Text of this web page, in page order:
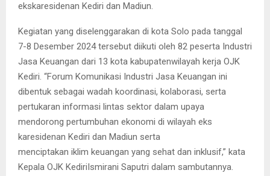
ekskaresidenan Kediri dan Madiun.
Kegiatan yang diselenggarakan di kota Solo pada tanggal
7-8 Desember 2024 tersebut diikuti oleh 82 peserta Industri
Jasa Keuangan dari 13 kota kabupatenwilayah kerja OJK
Kediri. “Forum Komunikasi Industri Jasa Keuangan ini
dibentuk sebagai wadah koordinasi, kolaborasi, serta
pertukaran informasi lintas sektor dalam upaya
mendorong pertumbuhan ekonomi di wilayah eks
karesidenan Kediri dan Madiun serta
menciptakan iklim keuangan yang sehat dan inklusif,” kata
Kepala OJK KediriIsmirani Saputri dalam sambutannya.